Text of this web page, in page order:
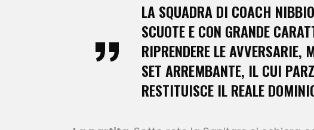
LA SQUADRA DI COACH
SCUOTE E CON GRANDE
RIPRENDERE LE AVVERSARIE,
SET ARREMBANTE, IL CUI
RESTITUISCE IL REALE